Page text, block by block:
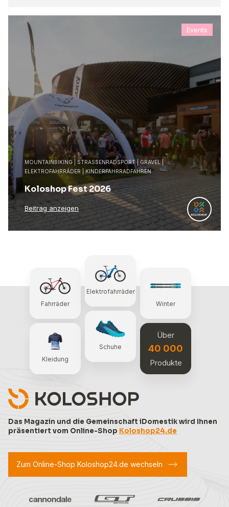
Events
MOUNTAINBIKING | STRASSENRADSPORT | GRAVEL |
ELEKTROFAHRRÄDER | KINDERFAHRRADFAHREN
Koloshop Fest 2026
Beitrag anzeigen
Das Magazin und die Gemeinschaft iDomestik wird Ihnen
präsentiert vom Online-Shop Koloshop24.de
Fahrräder
Elektrofahrräder
Winter
Kleidung
Schuhe
Über
40 000
Produkte
Zum Online-Shop Koloshop24.de wechseln